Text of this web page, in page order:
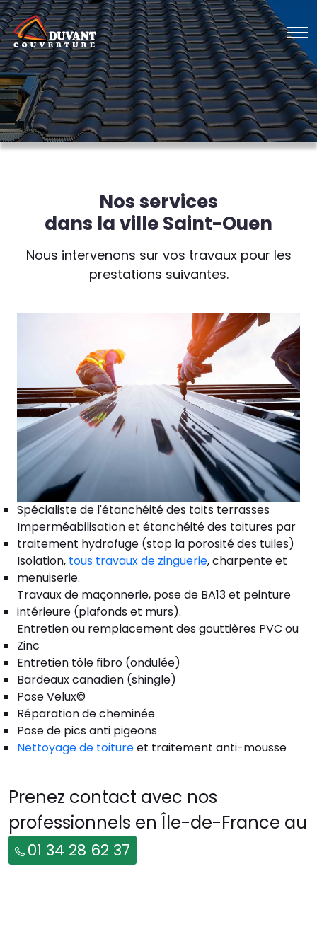
Nos services
dans la ville Saint-Ouen
Nous intervenons sur vos travaux pour les
prestations suivantes.
Spécialiste de l'étanchéité des toits terrasses
Imperméabilisation et étanchéité des toitures par
traitement hydrofuge (stop la porosité des tuiles)
Isolation, tous travaux de zinguerie, charpente et
menuiserie.
Travaux de maçonnerie, pose de BA13 et peinture
intérieure (plafonds et murs).
Entretien ou remplacement des gouttières PVC ou
Zinc
Entretien tôle fibro (ondulée)
Bardeaux canadien (shingle)
Pose Velux©
Réparation de cheminée
Pose de pics anti pigeons
Nettoyage de toitureet traitement anti-mousse
Prenez contact avec nos
professionnels en Île-de-France au
01 34 28 62 37